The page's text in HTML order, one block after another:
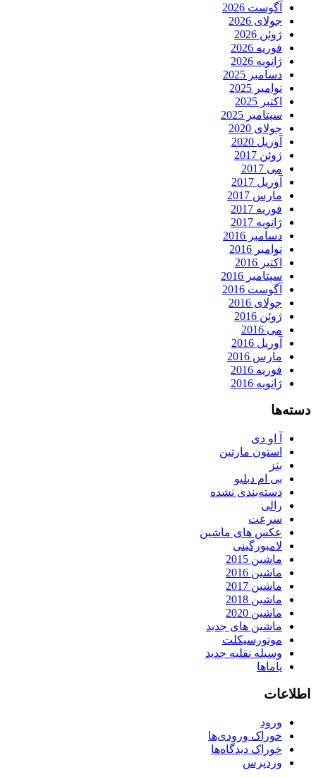
آگوست 2026
جولای 2026
ژوئن 2026
فوریه 2026
ژانویه 2026
دسامبر 2025
نوامبر 2025
اکتبر 2025
سپتامبر 2025
جولای 2020
آوریل 2020
ژوئن 2017
می 2017
آوریل 2017
مارس 2017
فوریه 2017
ژانویه 2017
دسامبر 2016
نوامبر 2016
اکتبر 2016
سپتامبر 2016
آگوست 2016
جولای 2016
ژوئن 2016
می 2016
آوریل 2016
مارس 2016
فوریه 2016
ژانویه 2016
دسته‌ها
آ او دی
استون مارتین
بنز
بی ام دبلیو
دسته‌بندی نشده
رالی
سرعت
عکس های ماشین
لامبورگینی
ماشین 2015
ماشین 2016
ماشین 2017
ماشین 2018
ماشین 2020
ماشین های جدید
موتورسیکلت
وسیله نقلیه جدید
یاماها
اطلاعات
ورود
خوراک ورودی‌ها
خوراک دیدگاه‌ها
وردپرس